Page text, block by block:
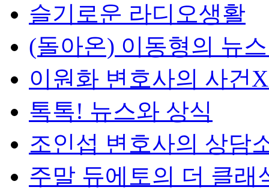
슬기로운 라디오생활
(돌아온) 이동형의 뉴
이원화 변호사의 사건
톡톡! 뉴스와 상식
조인섭 변호사의 상담
주말 듀에토의 더 클래